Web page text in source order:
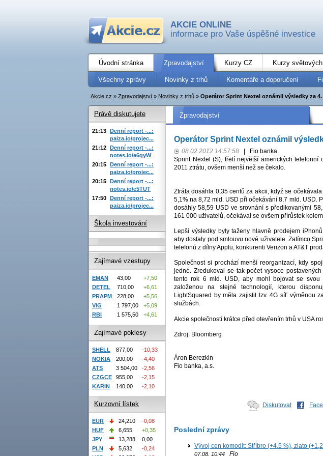
AKCIE ONLINE
informace pro Vaše úspěšné investice
Úvodní stránka Zpravodajství Kurzy CZ Kurzy
Všechny zprávy Novinky z trhů Komentáře a doporučení
Akcie.cz » Zpravodajství » Novinky z trhů » Operátor Sprint Nextel oznámil výsledky za
Zpravodajství
Operátor Sprint Nextel oznámil
08.02.2012 14:57:58
Fio banka
Sprint Nextel (S), třetí největší amerických telefonní
2011 ztrátu, ovšem menší než se čekalo.
Ztráta dosáhla 0,35 centů za akcii, když se
5,1% na 8,72 mld. USD při očekávání 8,7 mld. USD.
dosáhly 58,59 USD ve srovnání s předikovanými
161 000 uživatelů, očekával se ovšem přírůstek kolem
Lepší výsledky byly taženy hlavně prodejem
aby dostaly pod smlouvu nové uživatele. Zatímco
telefonů z dílny Applu, konkurenti Verizon a AT&T
Společnost si prochází menší reorganizací, kdy
jedné. Zredukoval se tak počet vysoce
tento rok 6 mld. USD, aby mohl bojovat se svou
založenou na stejné technologií, kterou
LightSquared by měla zajistit tzv. 4G síť výměnou
službách.
Akcie společnosti krátce před otevřením trhů v USA
Zdroj: Bloomberg
Áron Berezkin
Fio banka, a.s.
Diskutovat
Poslední zprávy
Vývoj cen komodit: Stříbro (+4,5 %), zlato
07.08. 10:44 Fio
Právě diskutujete
21:13 Denní report -...:
paiza.io/projec...
21:12 Denní report -...:
notes.io/e6qyW
20:15 Denní report -...:
paiza.io/projec...
20:15 Denní report -...:
notes.io/e5TUT
17:50 Denní report -...:
paiza.io/projec...
Škola investování
Zajímavé vzestupy
EMAN 43,00
+7,50
DETEL
710,00
+6,61
PRAPM
228,00
+5,56
VIG
1 797,00
+5,09
RBI
1 575,50 +4,61
Zajímavé poklesy
SHELL 877,00
-10,33
NOKIA
200,00
-4,40
ATS
3 504,00
-2,56
CZGCE
955,00
-2,15
KARIN
140,00 -2,10
Kurzovní lístek
EUR 24,210
-0,08
HUF
6,655
+0,35
JPY
13,288
0,00
PLN
5,632
-0,24